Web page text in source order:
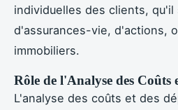
individuelles des clients, qu'il
d'assurances-vie, d'actions,
immobiliers.
Rôle de l'Analyse des Coûts
L'analyse des coûts et des